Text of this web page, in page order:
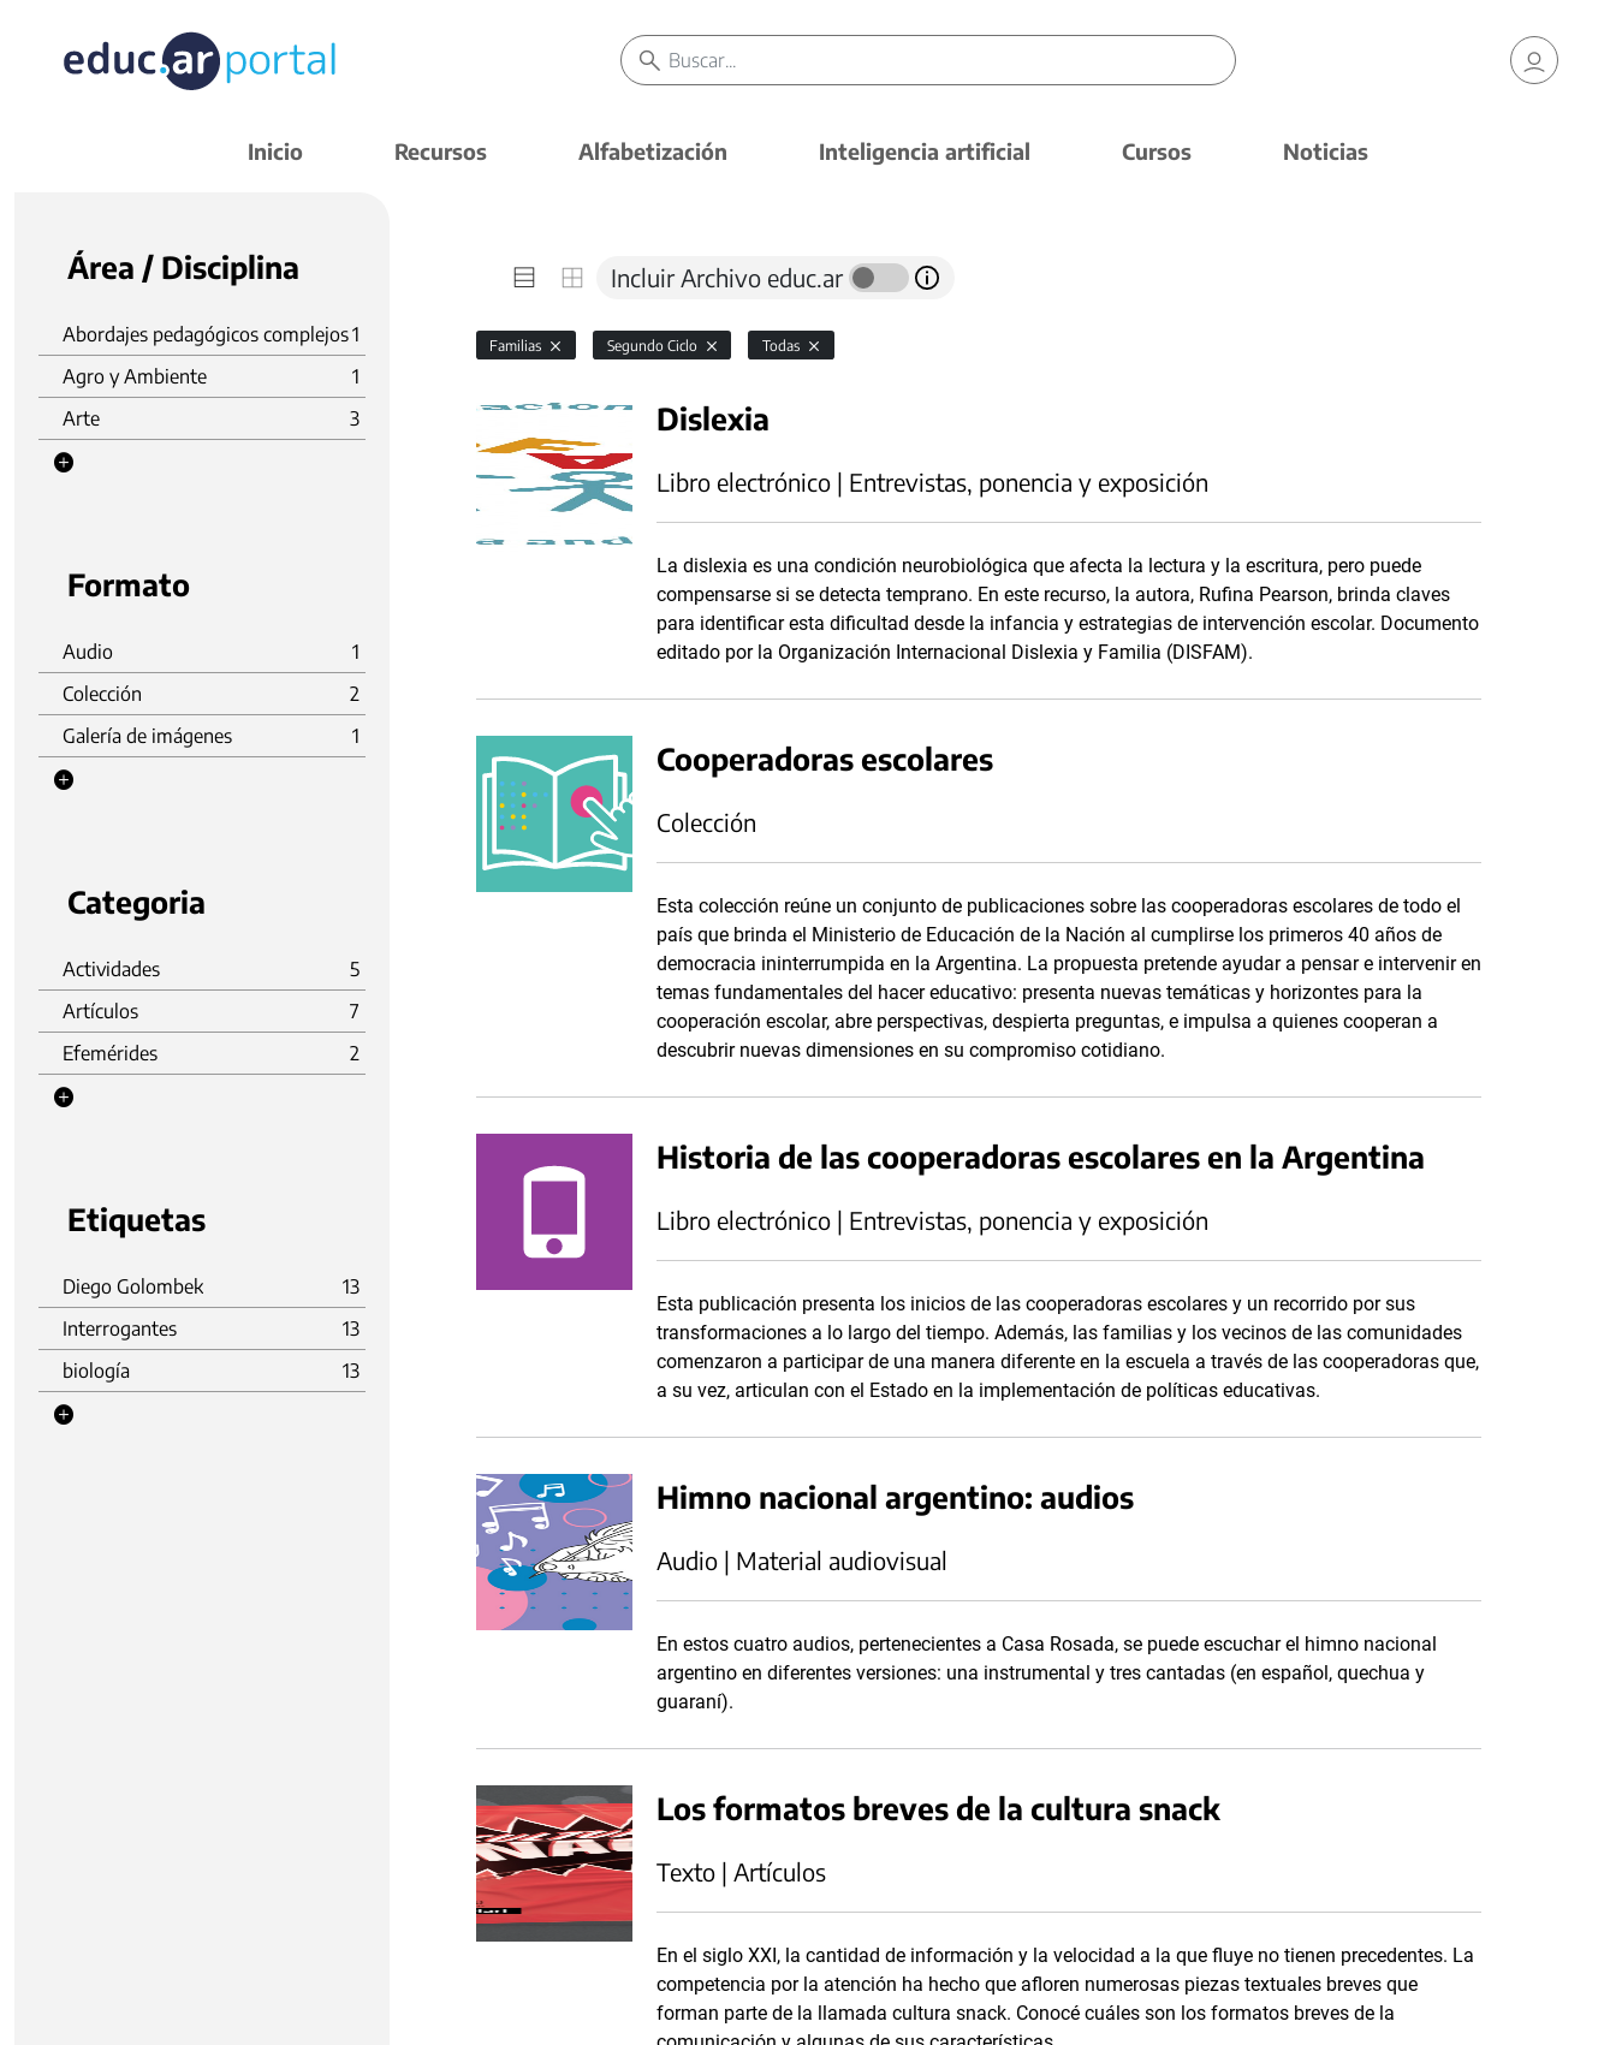
Inicio Recursos Alfabetización Inteligencia artificial Cursos Noticias
Área / Disciplina
Abordajes pedagógicos complejos1
Agro y Ambiente
1
Arte
3
Formato
Audio
1
Colección
2
Galería de imágenes
1
Categoria
Actividades
5
Artículos
7
Efemérides
2
Etiquetas
Diego Golombek
13
Interrogantes
13
biología
13
Incluir Archivo educ.ar
Familias Segundo Ciclo Todas
Dislexia
Libro electrónico | Entrevistas, ponencia y exposición
La dislexia es una condición neurobiológica que afecta la lectura y la escritura, pero puede
compensarse si se detecta temprano. En este recurso, la autora, Rufina Pearson, brinda claves
para identificar esta dificultad desde la infancia y estrategias de intervención escolar. Documento
editado por la Organización Internacional Dislexia y Familia (DISFAM).
Cooperadoras escolares
Colección
Esta colección reúne un conjunto de publicaciones sobre las cooperadoras escolares de todo el
país que brinda el Ministerio de Educación de la Nación al cumplirse los primeros 40 años de
democracia ininterrumpida en la Argentina. La propuesta pretende ayudar a pensar e intervenir en
temas fundamentales del hacer educativo: presenta nuevas temáticas y horizontes para la
cooperación escolar, abre perspectivas, despierta preguntas, e impulsa a quienes cooperan a
descubrir nuevas dimensiones en su compromiso cotidiano.
Historia de las cooperadoras escolares en la Argentina
Libro electrónico | Entrevistas, ponencia y exposición
Esta publicación presenta los inicios de las cooperadoras escolares y un recorrido por sus
transformaciones a lo largo del tiempo. Además, las familias y los vecinos de las comunidades
comenzaron a participar de una manera diferente en la escuela a través de las cooperadoras que,
a su vez, articulan con el Estado en la implementación de políticas educativas.
Himno nacional argentino: audios
Audio | Material audiovisual
En estos cuatro audios, pertenecientes a Casa Rosada, se puede escuchar el himno nacional
argentino en diferentes versiones: una instrumental y tres cantadas (en español, quechua y
guaraní).
Los formatos breves de la cultura snack
Texto | Artículos
En el siglo XXI, la cantidad de información y la velocidad a la que fluye no tienen precedentes. La
competencia por la atención ha hecho que afloren numerosas piezas textuales breves que
forman parte de la llamada cultura snack. Conocé cuáles son los formatos breves de la